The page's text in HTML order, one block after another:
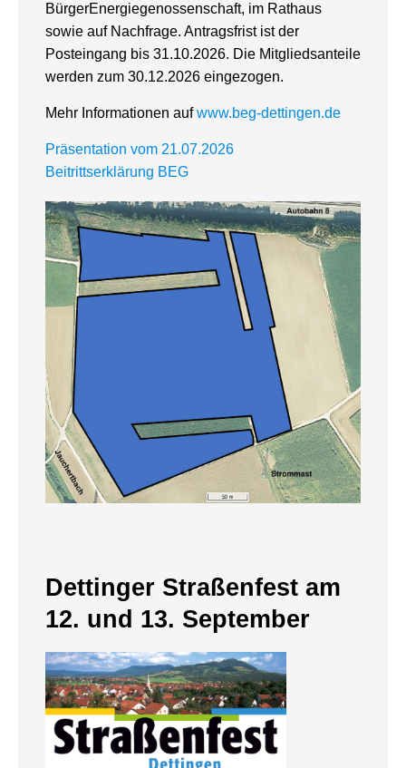
BürgerEnergiegenossenschaft, im Rathaus
sowie auf Nachfrage. Antragsfrist ist der
Posteingang bis 31.10.2026. Die Mitgliedsanteile
werden zum 30.12.2026 eingezogen.
Mehr Informationen aufwww.beg-dettingen.de
Präsentation vom 21.07.2026
Beitrittserklärung BEG
Dettinger Straßenfest am
12. und 13. September